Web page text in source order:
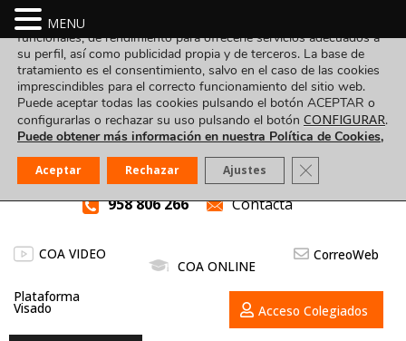
958 806 266 Contacta
COA VIDEO
COA ONLINE
CorreoWeb
Plataforma
Visado Acceso Colegiados
MENU
Utilizamos cookies propias y de terceros para fines analíticos,
funcionales, de rendimiento para ofrecerle servicios adecuados a
su perfil, así como publicidad propia y de terceros. La base de
tratamiento es el consentimiento, salvo en el caso de las cookies
imprescindibles para el correcto funcionamiento del sitio web.
Puede aceptar todas las cookies pulsando el botón ACEPTAR o
configurarlas o rechazar su uso pulsando el botón CONFIGURAR.
Puede obtener más información en nuestra Política de Cookies,
Aceptar Rechazar Ajustes Cerrar el banner